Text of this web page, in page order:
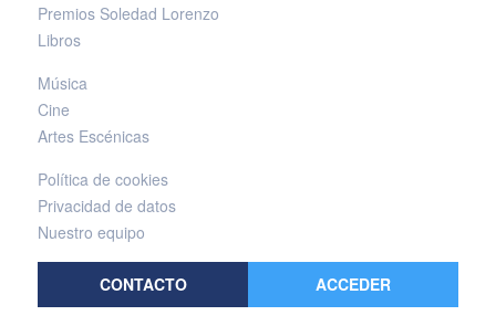
Premios Soledad Lorenzo
Libros
Música
Cine
Artes Escénicas
Política de cookies
Privacidad de datos
Nuestro equipo
CONTACTO ACCEDER